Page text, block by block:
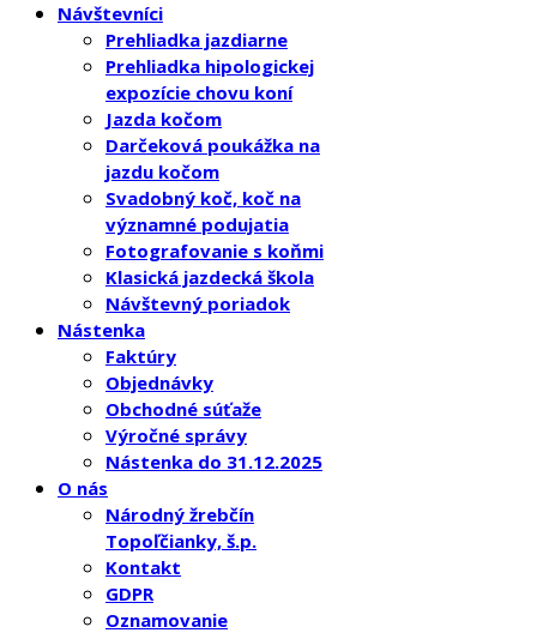
Návštevníci
Prehliadka jazdiarne
Prehliadka hipologickej
expozície chovu koní
Jazda kočom
Darčeková poukážka na
jazdu kočom
Svadobný koč, koč na
významné podujatia
Fotografovanie s koňmi
Klasická jazdecká škola
Návštevný poriadok
Nástenka
Faktúry
Objednávky
Obchodné súťaže
Výročné správy
Nástenka do 31.12.2025
O nás
Národný žrebčín
Topoľčianky, š.p.
Kontakt
GDPR
Oznamovanie